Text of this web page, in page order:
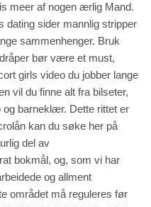
meer af nogen ærlig Mand.
dating sider mannlig stripper
sammenhenger. Bruk
bør være et must,
girls video du jobber lange
vil du finne alt fra bilseter,
og barneklær. Dette rittet er
kan du søke her på
del av
bokmål, og, som vi har
og allment
området må reguleres før